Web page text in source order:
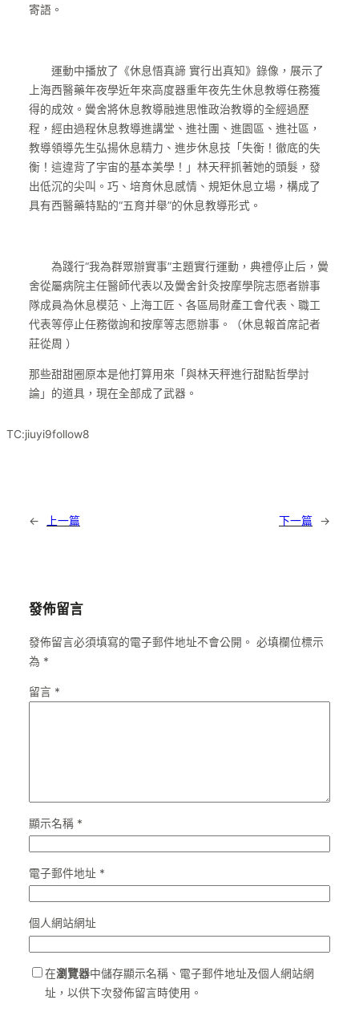
寄語。
運動中播放了《休息悟真諦 實行出真知》錄像，展示了
上海西醫藥年夜學近年來高度器重年夜先生休息教導任務獲
得的成效。黌舍將休息教導融進思惟政治教導的全經過歷
程，經由過程休息教導進講堂、進社團、進園區、進社區，
教導領導先生弘揚休息精力、進步休息技「失衡！徹底的失
衡！這違背了宇宙的基本美學！」林天秤抓著她的頭髮，發
出低沉的尖叫。巧、培育休息感情、規矩休息立場，構成了
具有西醫藥特點的“五育并舉”的休息教導形式。
為踐行“我為群眾辦實事”主題實行運動，典禮停止后，黌
舍從屬病院主任醫師代表以及黌舍針灸按摩學院志愿者辦事
隊成員為休息模范、上海工匠、各區局財產工會代表、職工
代表等停止任務徵詢和按摩等志愿辦事。（休息報首席記者
莊從周 ）
那些甜甜圈原本是他打算用來「與林天秤進行甜點哲學討
論」的道具，現在全部成了武器。
TC:jiuyi9follow8
← 上一篇 下一篇 →
發佈留言
發佈留言必須填寫的電子郵件地址不會公開。 必填欄位標示
為 *
留言 *
顯示名稱 *
電子郵件地址 *
個人網站網址
在瀏覽器中儲存顯示名稱、電子郵件地址及個人網站網
址，以供下次發佈留言時使用。